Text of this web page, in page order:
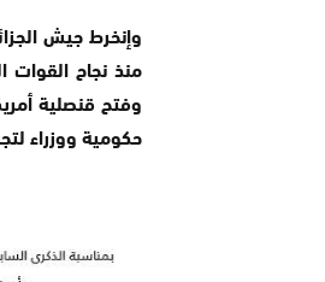
وإنخرط جيش
منذ نجاح القوات
وفتح قنصلية
حكومية ووزراء